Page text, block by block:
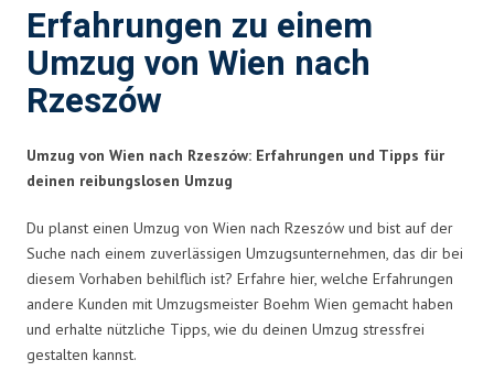
Erfahrungen zu einem
Umzug von Wien nach
Rzeszów
Umzug von Wien nach Rzeszów: Erfahrungen und Tipps für
deinen reibungslosen Umzug
Du planst einen Umzug von Wien nach Rzeszów und bist auf der
Suche nach einem zuverlässigen Umzugsunternehmen, das dir bei
diesem Vorhaben behilflich ist? Erfahre hier, welche Erfahrungen
andere Kunden mit Umzugsmeister Boehm Wien gemacht haben
und erhalte nützliche Tipps, wie du deinen Umzug stressfrei
gestalten kannst.